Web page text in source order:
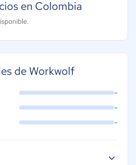
en Colombia
de Workwolf
-
-
-